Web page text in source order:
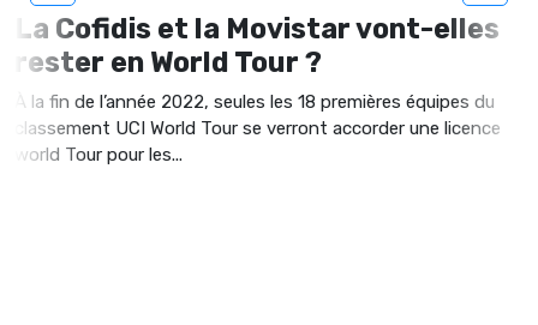
La Cofidis et la Movistar vont-elles
rester en World Tour ?
À la fin de l’année 2022, seules les 18 premières équipes du
classement UCI World Tour se verront accorder une licence
world Tour pour les...